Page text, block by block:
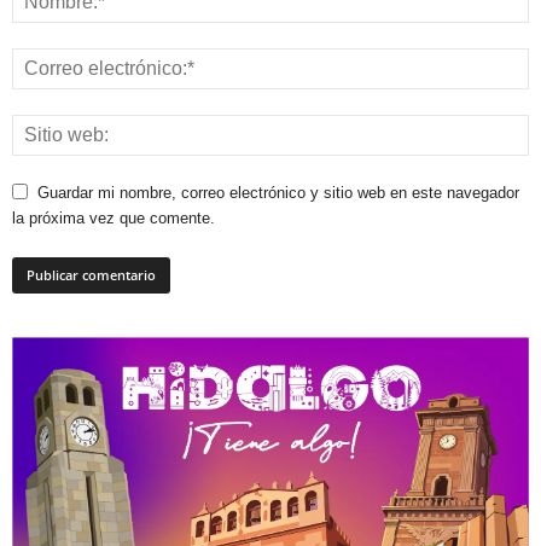
Guardar mi nombre, correo electrónico y sitio web en este navegador
la próxima vez que comente.